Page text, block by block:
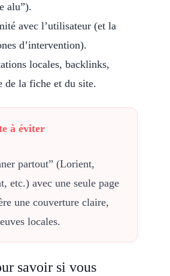
alu”).
avec l’utilisateur (et la
d’intervention).
locales, backlinks,
de la fiche et du site.
à éviter
partout” (Lorient,
etc.) avec une seule page
une couverture claire,
locales.
savoir si vous